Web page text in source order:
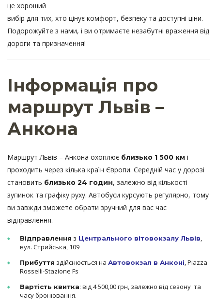
це хороший
вибір для тих, хто цінує комфорт, безпеку та доступні ціни.
Подорожуйте з нами, і ви отримаєте незабутні враження від
дороги та призначення!
Інформація про
маршрут Львів –
Анкона
Маршрут Львів – Анкона охоплює близько 1 500 км і
проходить через кілька країн Європи. Середній час у дорозі
становить близько 24 годин, залежно від кількості
зупинок та графіку руху. Автобуси курсують регулярно, тому
ви завжди зможете обрати зручний для вас час
відправлення.
Відправлення з Центрального вітовокзалу Львів,
вул. Стрийська, 109
Прибуття здійснюється на Автовокзал в Анконі, Piazza
Rosselli-Stazione Fs
Вартість квитка: від 4 500,00 грн, залежно від сезону та
часу бронювання.